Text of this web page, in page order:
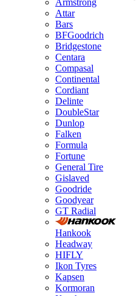
Armstrong
Attar
Bars
BFGoodrich
Bridgestone
Centara
Compasal
Continental
Cordiant
Delinte
DoubleStar
Dunlop
Falken
Formula
Fortune
General Tire
Gislaved
Goodride
Goodyear
GT Radial
Hankook
Headway
HIFLY
Ikon Tyres
Kapsen
Kormoran